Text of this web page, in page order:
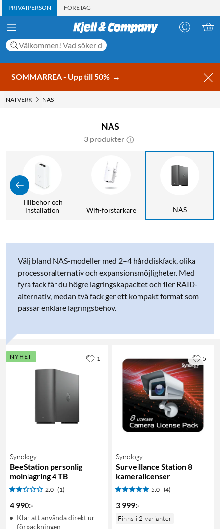
PRIVATPERSON FÖRETAG
SOMMARREA - Upp till 50% →
NÄTVERK NAS
NAS
3 produkter
Tillbehör och
installation
Wifi-förstärkare NAS
Välj bland NAS-modeller med 2–4 hårddiskfack, olika
processoralternativ och expansionsmöjligheter. Med
fyra fack får du högre lagringskapacitet och fler RAID-
alternativ, medan två fack ger ett kompakt format som
passar enklare lagringsbehov.
NYHET
Synology
BeeStation personlig
molnlagring 4 TB
2.0 (1)
4 990:-
Klar att använda direkt ur
förpackningen
1
Synology
Surveillance Station 8
kameralicenser
5.0 (4)
3 999:-
Finns i 2 varianter
5